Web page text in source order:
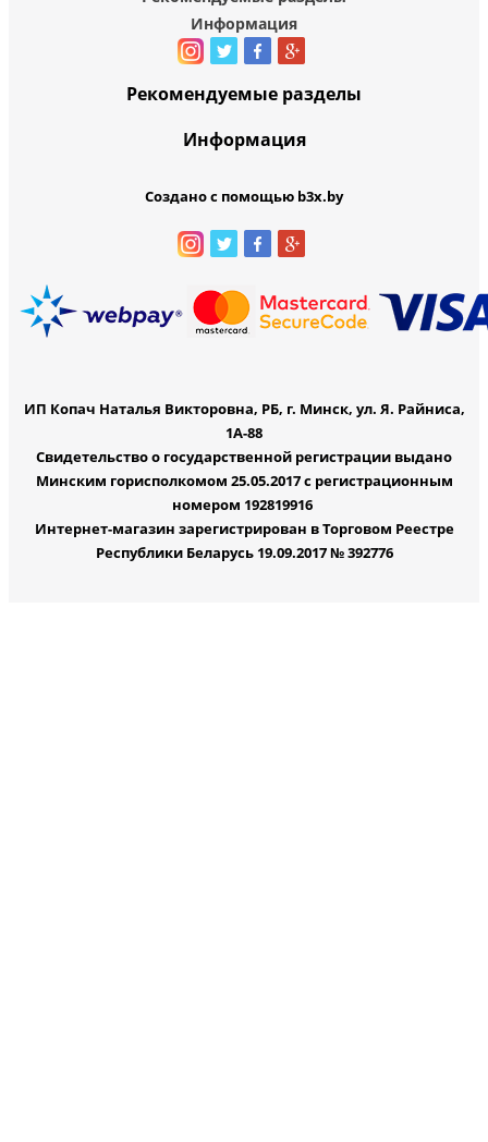
Информация
Рекомендуемые разделы
Информация
Создано с помощью b3x.by
ИП Копач Наталья Викторовна, РБ, г. Минск, ул. Я. Райниса,
1А-88
Свидетельство о государственной регистрации выдано
Минским горисполкомом 25.05.2017 с регистрационным
номером 192819916
Интернет-магазин зарегистрирован в Торговом Реестре
Республики Беларусь 19.09.2017 № 392776